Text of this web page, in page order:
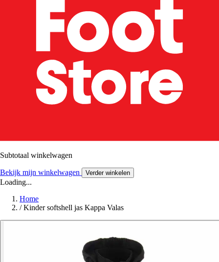
Subtotaal winkelwagen
Bekijk mijn winkelwagen Verder winkelen
Loading...
Home
/ Kinder softshell jas Kappa Valas